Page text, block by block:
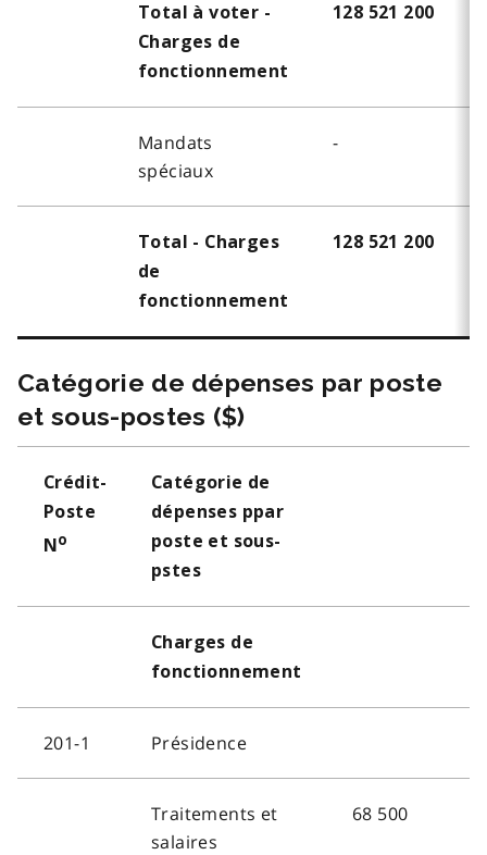
Total à voter -
Charges de
fonctionnement
128 521 200
Mandats
spéciaux
-
Total - Charges
de
fonctionnement
128 521 200
Catégorie de dépenses par poste
et sous-postes ($)
Crédit-
Poste
No
Catégorie de
dépenses ppar
poste et sous-
pstes
Charges de
fonctionnement
201-1 Présidence
Traitements et
salaires
68 500